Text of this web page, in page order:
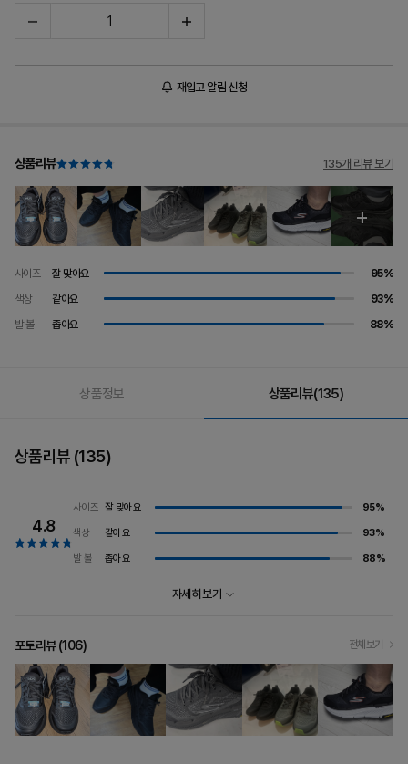
재입고 알림 신청
상품리뷰 135개 리뷰 보기
사이즈 잘 맞아요
95%
색상
같아요
93%
발 볼
좁아요 88%
상품정보 상품리뷰(135)
상품리뷰 (135)
4.8
사이즈 잘 맞아요 95%
색상 같아요 93%
발 볼 좁아요 88%
자세히 보기
포토리뷰 (106) 전체보기